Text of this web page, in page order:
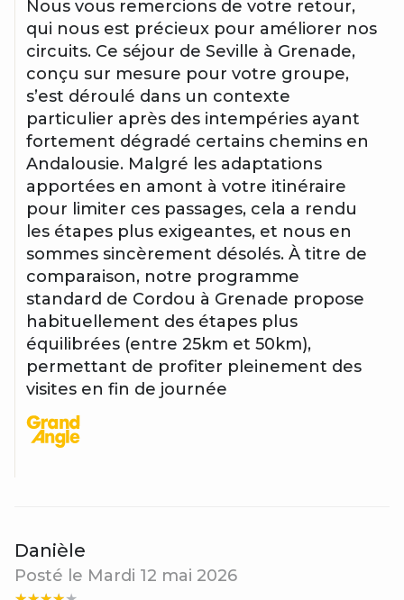
Nous vous remercions de votre retour,
qui nous est précieux pour améliorer nos
circuits. Ce séjour de Seville à Grenade,
conçu sur mesure pour votre groupe,
s’est déroulé dans un contexte
particulier après des intempéries ayant
fortement dégradé certains chemins en
Andalousie. Malgré les adaptations
apportées en amont à votre itinéraire
pour limiter ces passages, cela a rendu
les étapes plus exigeantes, et nous en
sommes sincèrement désolés. À titre de
comparaison, notre programme
standard de Cordou à Grenade propose
habituellement des étapes plus
équilibrées (entre 25km et 50km),
permettant de profiter pleinement des
visites en fin de journée
Danièle
Posté le Mardi 12 mai 2026